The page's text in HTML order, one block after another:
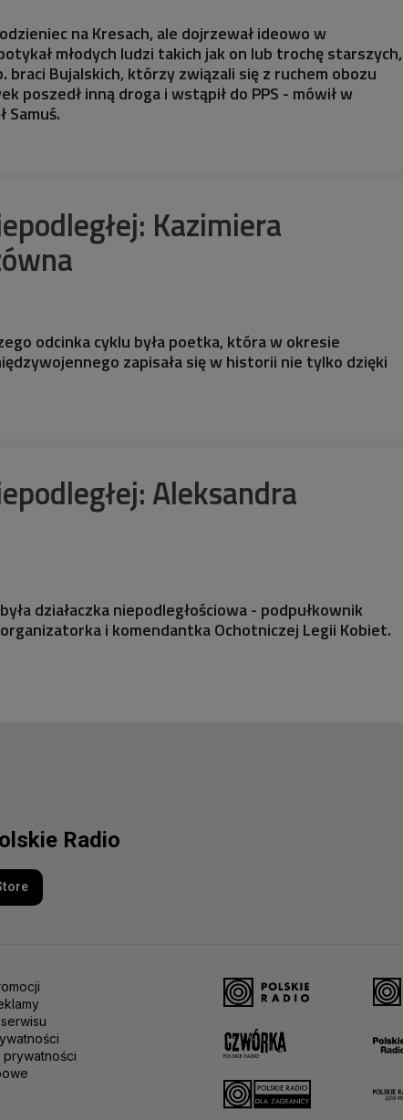
na Kresach, ale dojrzewał ideowo w
młodych ludzi takich jak on lub trochę starszych,
braci Bujalskich, którzy związali się z ruchem obozu
poszedł inną droga i wstąpił do PPS - mówił w
Samuś.
Kazimiera
odcinka cyklu była poetka, która w okresie
zapisała się w historii nie tylko dzięki
Aleksandra
działaczka niepodległościowa - podpułkownik
i komendantka Ochotniczej Legii Kobiet.
Radio
prywatności